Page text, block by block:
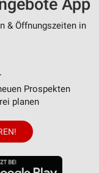
App
& Öffnungszeiten in
Prospekten
planen